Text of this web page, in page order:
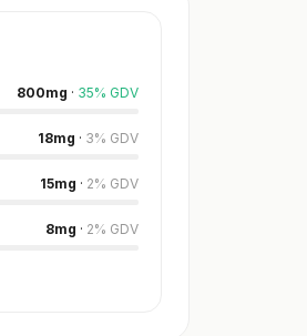
800mg · 35% GDV
18mg · 3% GDV
15mg · 2% GDV
8mg · 2% GDV